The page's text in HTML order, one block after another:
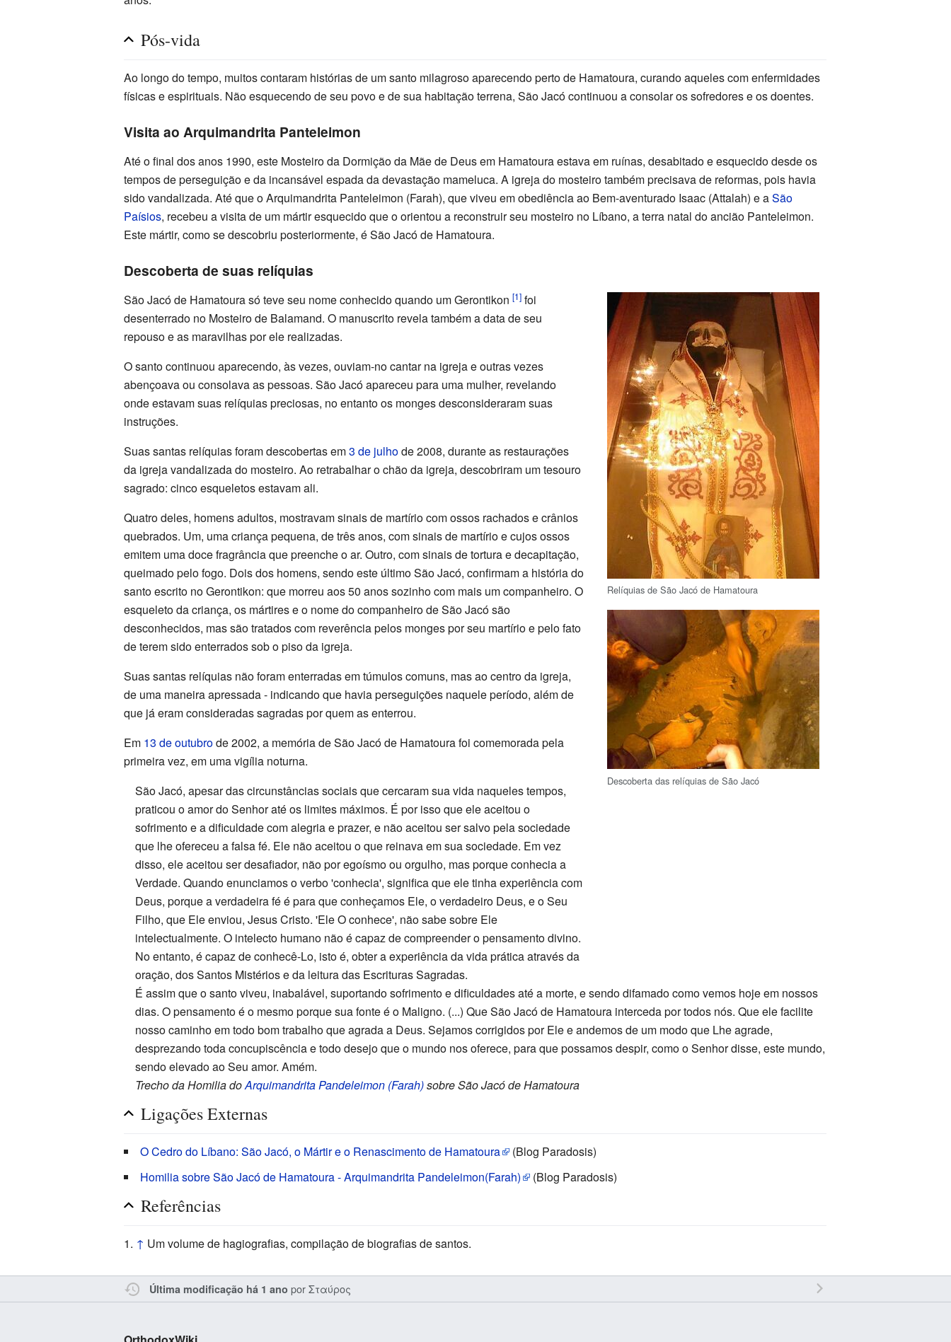
Pós-vida
Ao longo do tempo, muitos contaram histórias de um santo milagroso aparecendo perto de Hamatoura, curando aqueles com enfermidades
físicas e espirituais. Não esquecendo de seu povo e de sua habitação terrena, São Jacó continuou a consolar os sofredores e os doentes.
Visita ao Arquimandrita Panteleimon
Até o final dos anos 1990, este Mosteiro da Dormição da Mãe de Deus em Hamatoura estava em ruínas, desabitado e esquecido desde os
tempos de perseguição e da incansável espada da devastação mameluca. A igreja do mosteiro também precisava de reformas, pois havia
sido vandalizada. Até que o Arquimandrita Panteleimon (Farah), que viveu em obediência ao Bem-aventurado Isaac (Attalah) e aSão
Paísios, recebeu a visita de um mártir esquecido que o orientou a reconstruir seu mosteiro no Líbano, a terra natal do ancião Panteleimon.
Este mártir, como se descobriu posteriormente, é São Jacó de Hamatoura.
Descoberta de suas relíquias
Relíquias de São Jacó de Hamatoura
São Jacó de Hamatoura só teve seu nome conhecido quando um Gerontikon[1] foi
desenterrado no Mosteiro de Balamand. O manuscrito revela também a data de seu
repouso e as maravilhas por ele realizadas.
O santo continuou aparecendo, às vezes, ouviam-no cantar na igreja e outras vezes
abençoava ou consolava as pessoas. São Jacó apareceu para uma mulher, revelando
onde estavam suas relíquias preciosas, no entanto os monges desconsideraram suas
instruções.
Descoberta das relíquias de São Jacó
Suas santas relíquias foram descobertas em3 de julhode 2008, durante as restaurações
da igreja vandalizada do mosteiro. Ao retrabalhar o chão da igreja, descobriram um tesouro
sagrado: cinco esqueletos estavam ali.
Quatro deles, homens adultos, mostravam sinais de martírio com ossos rachados e crânios
quebrados. Um, uma criança pequena, de três anos, com sinais de martírio e cujos ossos
emitem uma doce fragrância que preenche o ar. Outro, com sinais de tortura e decapitação,
queimado pelo fogo. Dois dos homens, sendo este último São Jacó, confirmam a história do
santo escrito no Gerontikon: que morreu aos 50 anos sozinho com mais um companheiro. O
esqueleto da criança, os mártires e o nome do companheiro de São Jacó são
desconhecidos, mas são tratados com reverência pelos monges por seu martírio e pelo fato
de terem sido enterrados sob o piso da igreja.
Suas santas relíquias não foram enterradas em túmulos comuns, mas ao centro da igreja,
de uma maneira apressada - indicando que havia perseguições naquele período, além de
que já eram consideradas sagradas por quem as enterrou.
Em 13 de outubrode 2002, a memória de São Jacó de Hamatoura foi comemorada pela
primeira vez, em uma vigília noturna.
São Jacó, apesar das circunstâncias sociais que cercaram sua vida naqueles tempos,
praticou o amor do Senhor até os limites máximos. É por isso que ele aceitou o
sofrimento e a dificuldade com alegria e prazer, e não aceitou ser salvo pela sociedade
que lhe ofereceu a falsa fé. Ele não aceitou o que reinava em sua sociedade. Em vez
disso, ele aceitou ser desafiador, não por egoísmo ou orgulho, mas porque conhecia a
Verdade. Quando enunciamos o verbo 'conhecia', significa que ele tinha experiência com
Deus, porque a verdadeira fé é para que conheçamos Ele, o verdadeiro Deus, e o Seu
Filho, que Ele enviou, Jesus Cristo. 'Ele O conhece', não sabe sobre Ele
intelectualmente. O intelecto humano não é capaz de compreender o pensamento divino.
No entanto, é capaz de conhecê-Lo, isto é, obter a experiência da vida prática através da
oração, dos Santos Mistérios e da leitura das Escrituras Sagradas.
É assim que o santo viveu, inabalável, suportando sofrimento e dificuldades até a morte, e sendo difamado como vemos hoje em nossos
dias. O pensamento é o mesmo porque sua fonte é o Maligno. (...) Que São Jacó de Hamatoura interceda por todos nós. Que ele facilite
nosso caminho em todo bom trabalho que agrada a Deus. Sejamos corrigidos por Ele e andemos de um modo que Lhe agrade,
desprezando toda concupiscência e todo desejo que o mundo nos oferece, para que possamos despir, como o Senhor disse, este mundo,
sendo elevado ao Seu amor. Amém.
Trecho da Homilia doArquimandrita Pandeleimon (Farah)sobre São Jacó de Hamatoura
Ligações Externas
O Cedro do Líbano: São Jacó, o Mártir e o Renascimento de Hamatoura
(Blog Paradosis)
Homilia sobre São Jacó de Hamatoura - Arquimandrita Pandeleimon(Farah)
(Blog Paradosis)
Referências
↑ Um volume de hagiografias, compilação de biografias de santos.
Última modificação há 1 ano porΣταύρος